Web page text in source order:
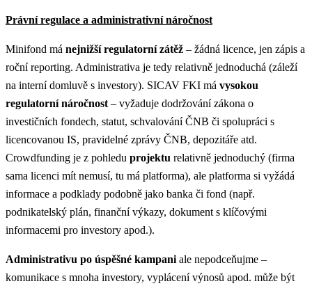
Právní regulace a administrativní náročnost
Minifond má nejnižší regulatorní zátěž – žádná licence, jen zápis a
roční reporting​. Administrativa je tedy relativně jednoduchá (záleží
na interní domluvě s investory). SICAV FKI má vysokou
regulatorní náročnost – vyžaduje dodržování zákona o
investičních fondech, statut, schvalování ČNB či spolupráci s
licencovanou IS, pravidelné zprávy ČNB, depozitáře atd.
Crowdfunding je z pohledu projektu relativně jednoduchý (firma
sama licenci mít nemusí, tu má platforma), ale platforma si vyžádá
informace a podklady podobně jako banka či fond (např.
podnikatelský plán, finanční výkazy, dokument s klíčovými
informacemi pro investory apod.).
Administrativu po úspěšné kampani ale nepodceňujme –
komunikace s mnoha investory, vyplácení výnosů apod. může být